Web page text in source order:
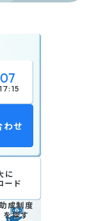
わせ
に
ード
成制度
を探す